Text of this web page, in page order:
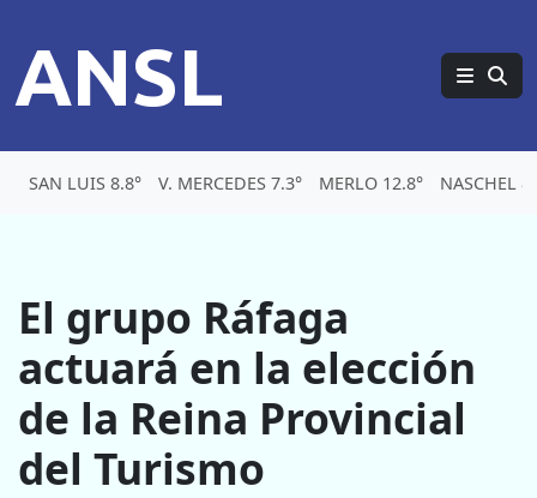
ANSL
SAN LUIS 8.8° V. MERCEDES 7.3° MERLO 12.8° NASCHEL
El grupo Ráfaga
actuará en la elección
de la Reina Provincial
del Turismo